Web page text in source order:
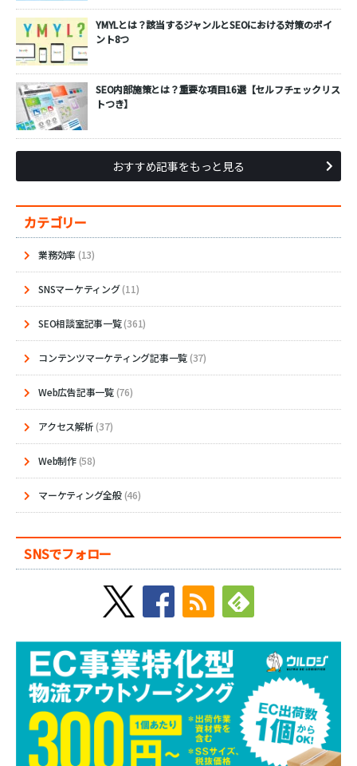
YMYLとは？該当するジャンルとSEOにおける対策のポイ
ント8つ
SEO内部施策とは？重要な項目16選【セルフチェックリス
トつき】
おすすめ記事をもっと見る
カテゴリー
業務効率 (13)
SNSマーケティング(11)
SEO相談室記事一覧(361)
コンテンツマーケティング記事一覧(37)
Web広告記事一覧(76)
アクセス解析(37)
Web制作(58)
マーケティング全般(46)
SNSでフォロー